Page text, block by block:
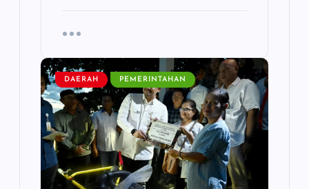
DAERAH PEMERINTAHAN